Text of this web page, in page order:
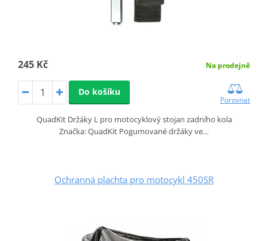
245 Kč Na prodejně
Do košíku
Porovnat
QuadKit Držáky L pro motocyklový stojan zadního kola
Značka: QuadKit Pogumované držáky ve…
Ochranná plachta pro motocykl 450SR